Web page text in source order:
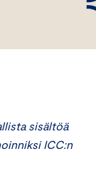
sisältöä
ICC:n